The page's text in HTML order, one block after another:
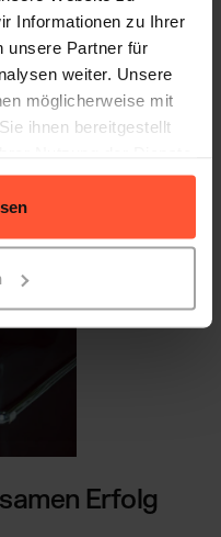
Informationen zu Ihrer
unsere Partner für
weiter. Unsere
möglicherweise mit
ihnen bereitgestellt
Erfolg